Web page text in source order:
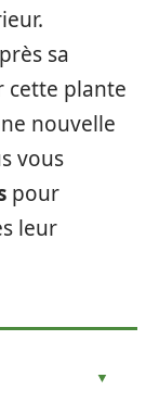
sa
cette plante
nouvelle
vous
pour
leur